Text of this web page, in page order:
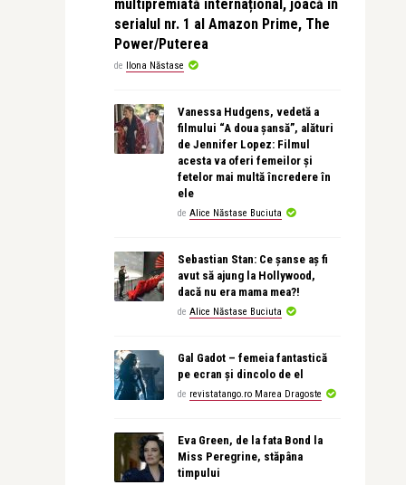
multipremiată internațional, joacă în
serialul nr. 1 al Amazon Prime, The
Power/Puterea
de Ilona Năstase
Vanessa Hudgens, vedetă a
filmului “A doua șansă”, alături
de Jennifer Lopez: Filmul
acesta va oferi femeilor și
fetelor mai multă încredere în
ele
de Alice Năstase Buciuta
Sebastian Stan: Ce șanse aș fi
avut să ajung la Hollywood,
dacă nu era mama mea?!
de Alice Năstase Buciuta
Gal Gadot – femeia fantastică
pe ecran și dincolo de el
de revistatango.ro Marea Dragoste
Eva Green, de la fata Bond la
Miss Peregrine, stăpâna
timpului